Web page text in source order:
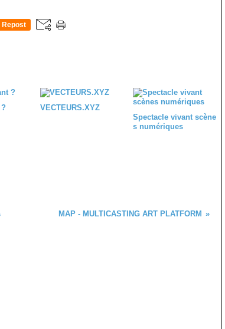
Repost
VECTEURS.XYZ
Spectacle vivant scène
s numériques
MAP - MULTICASTING ART PLATFORM